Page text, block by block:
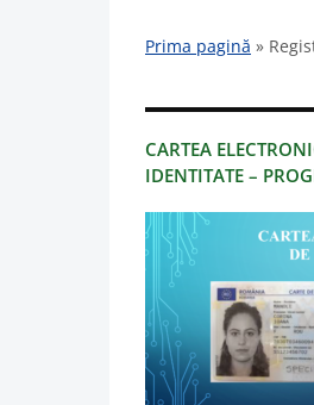
Prima pagină »
CARTEA
IDENTITATE –